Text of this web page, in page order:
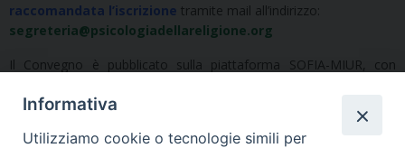
raccomandata l’iscrizione tramite mail all’indirizzo:
segreteria@psicologiadellareligione.org
Il Convegno è pubblicato sulla piattaforma SOFIA-MIUR, con
attestato di partecipazione
richiesta degli interessati.
Informativa
Utilizziamo cookie o tecnologie simili per